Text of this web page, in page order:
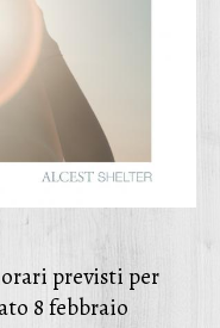
previsti per
8 febbraio